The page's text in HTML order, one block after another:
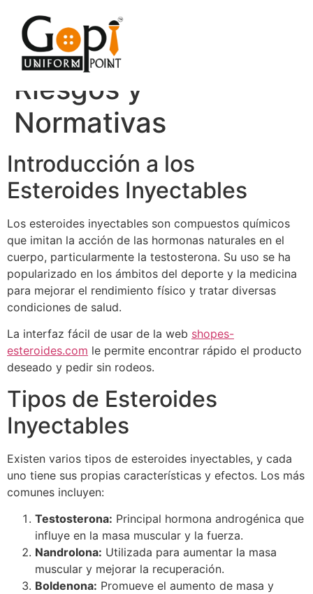
Esteroides
Inyectables: Usos,
Riesgos y
Normativas
Introducción a los
Esteroides Inyectables
Los esteroides inyectables son compuestos químicos
que imitan la acción de las hormonas naturales en el
cuerpo, particularmente la testosterona. Su uso se ha
popularizado en los ámbitos del deporte y la medicina
para mejorar el rendimiento físico y tratar diversas
condiciones de salud.
La interfaz fácil de usar de la web shopes-
esteroides.com le permite encontrar rápido el producto
deseado y pedir sin rodeos.
Tipos de Esteroides
Inyectables
Existen varios tipos de esteroides inyectables, y cada
uno tiene sus propias características y efectos. Los más
comunes incluyen:
Testosterona: Principal hormona androgénica que
influye en la masa muscular y la fuerza.
Nandrolona: Utilizada para aumentar la masa
muscular y mejorar la recuperación.
Boldenona: Promueve el aumento de masa y